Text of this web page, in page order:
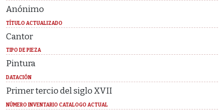
Anónimo
TÍTULO ACTUALIZADO
Cantor
TIPO DE PIEZA
Pintura
DATACIÓN
Primer tercio del siglo XVII
NÚMERO INVENTARIO CATALOGO ACTUAL